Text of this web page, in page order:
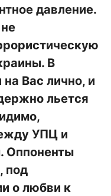
давление.
В
на Вас лично, и
льется
УПЦ и
Оппоненты
под
о любви к